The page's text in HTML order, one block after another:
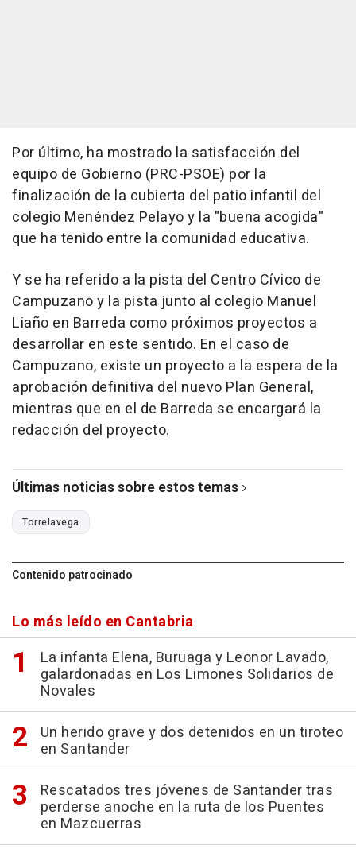
Por último, ha mostrado la satisfacción del
equipo de Gobierno (PRC-PSOE) por la
finalización de la cubierta del patio infantil del
colegio Menéndez Pelayo y la "buena acogida"
que ha tenido entre la comunidad educativa.
Y se ha referido a la pista del Centro Cívico de
Campuzano y la pista junto al colegio Manuel
Liaño en Barreda como próximos proyectos a
desarrollar en este sentido. En el caso de
Campuzano, existe un proyecto a la espera de la
aprobación definitiva del nuevo Plan General,
mientras que en el de Barreda se encargará la
redacción del proyecto.
Últimas noticias sobre estos temas
Torrelavega
Contenido patrocinado
Lo más leído en Cantabria
La infanta Elena, Buruaga y Leonor Lavado,
galardonadas en Los Limones Solidarios de
Novales
Un herido grave y dos detenidos en un tiroteo
en Santander
Rescatados tres jóvenes de Santander tras
perderse anoche en la ruta de los Puentes
en Mazcuerras